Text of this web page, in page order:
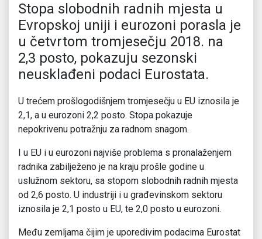
Stopa slobodnih radnih mjesta u
Evropskoj uniji i eurozoni porasla je
u četvrtom tromjesečju 2018. na
2,3 posto, pokazuju sezonski
neusklađeni podaci Eurostata.
U trećem prošlogodišnjem tromjesečju u EU iznosila je
2,1, a u eurozoni 2,2 posto. Stopa pokazuje
nepokrivenu potražnju za radnom snagom.
I u EU i u eurozoni najviše problema s pronalaženjem
radnika zabilježeno je na kraju prošle godine u
uslužnom sektoru, sa stopom slobodnih radnih mjesta
od 2,6 posto. U industriji i u građevinskom sektoru
iznosila je 2,1 posto u EU, te 2,0 posto u eurozoni.
Među zemljama čijim je uporedivim podacima Eurostat